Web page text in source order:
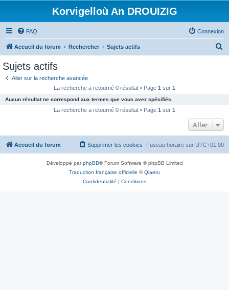
Korvigelloù An DROUIZIG
FAQ Connexion
Accueil du forum Rechercher Sujets actifs
c
e
Sujets actifs
Aller sur la recherche avancée
La recherche a retourné 0 résultat • Page 1 sur 1
Aucun résultat ne correspond aux termes que vous avez spécifiés.
La recherche a retourné 0 résultat • Page 1 sur 1
Aller
Accueil du forum Fuseau horaire sur UTC+01:00
Supprimer les cookies
Développé parphpBB® Forum Software © phpBB Limited
Traduction française officielle ©Qiaeru
Confidentialité | Conditions